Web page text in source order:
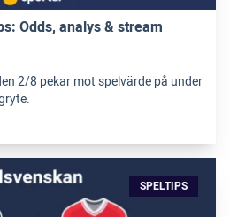
Odds, analys & stream
2/8 pekar mot spelvärde på under
SPELTIPS